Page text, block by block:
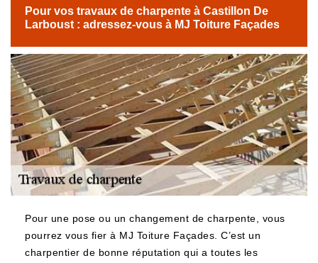
Pour vos travaux de charpente à Castillon De
Larboust : adressez-vous à MJ Toiture Façades
Pour une pose ou un changement de charpente, vous
pourrez vous fier à MJ Toiture Façades. C’est un
charpentier de bonne réputation qui a toutes les